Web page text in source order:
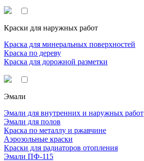
Краски для наружных работ
Краска для минеральных поверхностей
Краска по дереву
Краска для дорожной разметки
Эмали
Эмали для внутренних и наружных работ
Эмали для полов
Краска по металлу и ржавчине
Аэрозольные краски
Краски для радиаторов отопления
Эмали ПФ-115